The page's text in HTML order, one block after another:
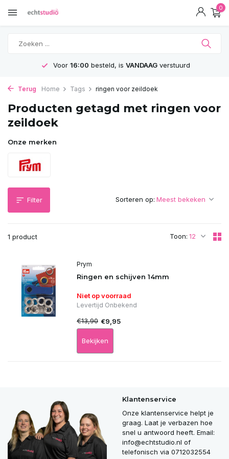
0
Voor 16:00 besteld, is VANDAAGverstuurd
Terug Home Tags ringen voor zeildoek
Producten getagd met ringen voor
zeildoek
Onze merken
Filter
1 product Toon:
Sorteren op:
Prym
Ringen en schijven 14mm
Niet op voorraad
Levertijd Onbekend
€13,90 €9,95
Bekijken
Klantenservice
Onze klantenservice helpt je
graag. Laat je verbazen hoe
snel u antwoord heeft. Email:
info@echtstudio.nl of
telefonisch via 0712032554